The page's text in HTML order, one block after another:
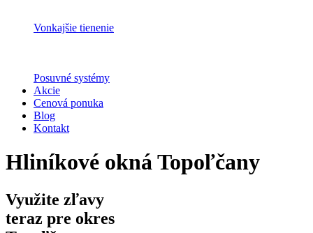
Vonkajšie tienenie
Posuvné systémy
Akcie
Cenová ponuka
Blog
Kontakt
Hliníkové okná Topoľčany
Využite zľavy
teraz pre okres